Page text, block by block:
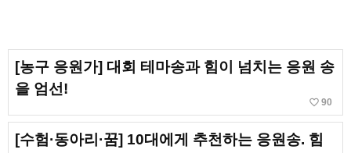
[농구 응원가] 대회 테마송과 힘이 넘치는 응원 송
을 엄선!
favorite_border 90
[수험·동아리·꿈] 10대에게 추천하는 응원송. 힘